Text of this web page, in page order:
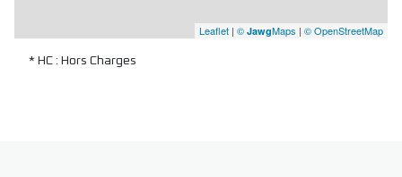
Leaflet | © JawgMaps | © OpenStreetMap
* HC : Hors Charges